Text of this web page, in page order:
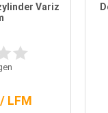
Variz
LFM